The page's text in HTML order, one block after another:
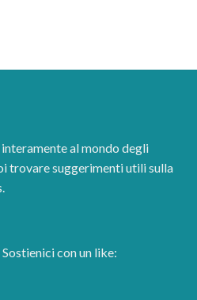
al mondo degli
trovare suggerimenti utili sulla
con un like: